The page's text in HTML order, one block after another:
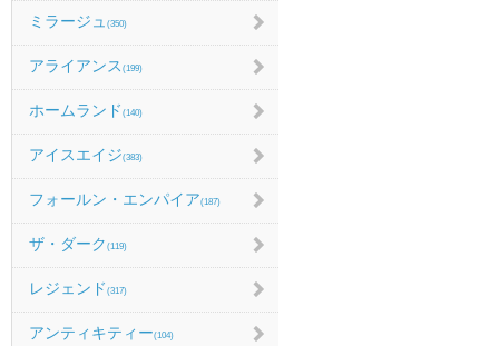
ミラージュ (350)
アライアンス (199)
ホームランド (140)
アイスエイジ(383)
フォールン・エンパイア(187)
ザ・ダーク (119)
レジェンド (317)
アンティキティー(104)